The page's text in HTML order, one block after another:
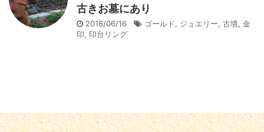
古きお墓にあり
2018/06/16 ゴールド, ジュエリー, 古墳, 金
印, 印台リング